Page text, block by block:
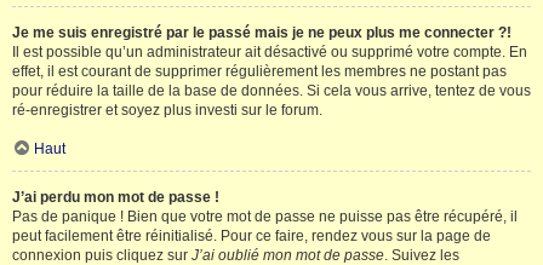
Je me suis enregistré par le passé mais je ne peux plus me connecter ?!
Il est possible qu’un administrateur ait désactivé ou supprimé votre compte. En
effet, il est courant de supprimer régulièrement les membres ne postant pas
pour réduire la taille de la base de données. Si cela vous arrive, tentez de vous
ré-enregistrer et soyez plus investi sur le forum.
Haut
J’ai perdu mon mot de passe !
Pas de panique ! Bien que votre mot de passe ne puisse pas être récupéré, il
peut facilement être réinitialisé. Pour ce faire, rendez vous sur la page de
connexion puis cliquez sur J’ai oublié mon mot de passe. Suivez les